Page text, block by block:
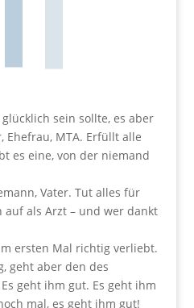
sein sollte, es aber
MTA. Erfüllt alle
es eine, von der niemand
Vater. Tut alles für
auf als Arzt – und wer dankt
ersten Mal richtig verliebt.
geht aber den des
geht ihm gut. Es geht ihm
mal, es geht ihm gut!